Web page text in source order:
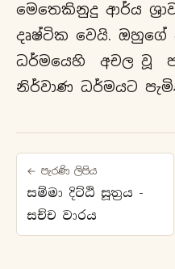
මෙතෙකිනුදු ආර්ය
දෘෂ්ටික වෙයි. ඔහුගේ
ධර්මයෙහි අචල වූ
නිර්වාණ ධර්මයට
← පැරණි ලිපිය
සම්මා දිට්ඨි සූත්‍රය -
සච්ච වාරය